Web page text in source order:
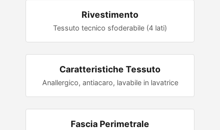
Rivestimento
Tessuto tecnico sfoderabile (4 lati)
Caratteristiche Tessuto
Anallergico, antiacaro, lavabile in lavatrice
Fascia Perimetrale